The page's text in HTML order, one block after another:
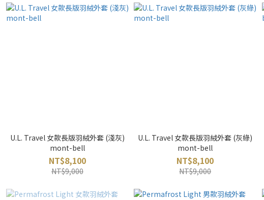
U.L. Travel 女款長版羽絨外套 (淺灰)
mont-bell
NT$8,100
NT$9,000
U.L. Travel 女款長版羽絨外套 (灰綠)
mont-bell
NT$8,100
NT$9,000